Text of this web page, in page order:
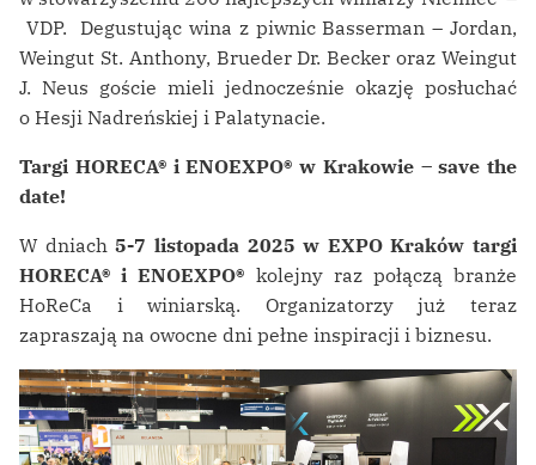
VDP. Degustując wina z piwnic Basserman – Jordan,
Weingut St. Anthony, Brueder Dr. Becker oraz Weingut
J. Neus goście mieli jednocześnie okazję posłuchać
o Hesji Nadreńskiej i Palatynacie.
Targi HORECA® i ENOEXPO® w Krakowie – save the
date!
W dniach5-7 listopada 2025 w EXPO Kraków targi
HORECA® i ENOEXPO® kolejny raz połączą branże
HoReCa i winiarską. Organizatorzy już teraz
zapraszają na owocne dni pełne inspiracji i biznesu.